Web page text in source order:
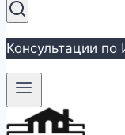
Консультации